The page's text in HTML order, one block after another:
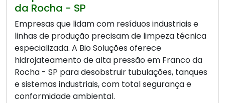
da Rocha - SP
Empresas que lidam com resíduos industriais e
linhas de produção precisam de limpeza técnica
especializada. A Bio Soluções oferece
hidrojateamento de alta pressão em Franco da
Rocha - SP para desobstruir tubulações, tanques
e sistemas industriais, com total segurança e
conformidade ambiental.